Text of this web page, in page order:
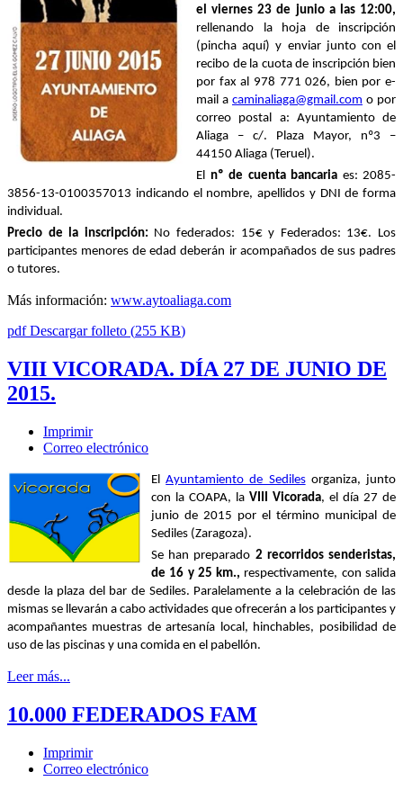
el viernes 23 de junio a las 12:00,
rellenando la hoja de inscripción
(pincha aquí) y enviar junto con el
recibo de la cuota de inscripción bien
por fax al 978 771 026, bien por e-
mail a caminaliaga@gmail.com o por
correo postal a: Ayuntamiento de
Aliaga – c/. Plaza Mayor, nº3 –
44150 Aliaga (Teruel).
El nº de cuenta bancaria es: 2085-
3856-13-0100357013 indicando el nombre, apellidos y DNI de forma
individual.
Precio de la inscripción: No federados: 15€ y Federados: 13€. Los
participantes menores de edad deberán ir acompañados de sus padres
o tutores.
Más información: www.aytoaliaga.com
pdfDescargar folleto (255 KB)
VIII VICORADA. DÍA 27 DE JUNIO DE
2015.
Imprimir
Correo electrónico
ElAyuntamiento de Sedilesorganiza, junto
con la COAPA, la VIII Vicorada, el día 27 de
junio de 2015 por el término municipal de
Sediles (Zaragoza).
Se han preparado 2 recorridos senderistas,
de 16 y 25 km., respectivamente, con salida
desde la plaza del bar de Sediles. Paralelamente a la celebración de las
mismas se llevarán a cabo actividades que ofrecerán a los participantes y
acompañantes muestras de artesanía local, hinchables, posibilidad de
uso de las piscinas y una comida en el pabellón.
Leer más...
10.000 FEDERADOS FAM
Imprimir
Correo electrónico